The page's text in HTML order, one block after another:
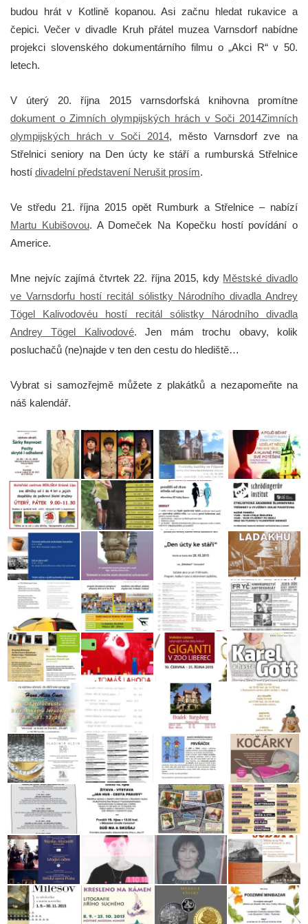
budou hrát v Kotlině kopanou. Asi začnu hledat rukavice a
čepici. Večer v divadle Kruh přátel muzea Varnsdorf nabídne
projekci slovenského dokumentárního filmu o „Akci R“ v 50.
letech.
V úterý 20. října 2015 varnsdorfská knihovna promítne
dokument o Zimních olympijských hrách v Soči 2014Zimních
olympijských hrách v Soči 2014, město Varnsdorf zve na
Střelnici seniory na Den úcty ke stáří a rumburská Střelnice
hostí divadelní představení Nerušit prosím.
Ve středu 21. října 2015 opět Rumburk a Střelnice – nabízí
Martu Kubišovou. A Domeček Na Kopečku hostí povídání o
Americe.
Mne nejvíc zajímá čtvrtek 22. října 2015, kdy Městské divadlo
ve Varnsdorfu hostí recitál sólistky Národního divadla Andrey
Tögel Kalivodovéu hostí recitál sólistky Národního divadla
Andrey Tögel Kalivodové. Jen mám trochu obavy, kolik
posluchačů (ne)najde v ten den cestu do hlediště…
Vybrat si samozřejmě můžete z plakátků a nezapomeňte na
náš kalendář.